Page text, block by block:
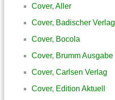
Cover, Aller
Cover, Badischer Verlag
Cover, Bocola
Cover, Brumm Ausgabe
Cover, Carlsen Verlag
Cover, Edition Aktuell